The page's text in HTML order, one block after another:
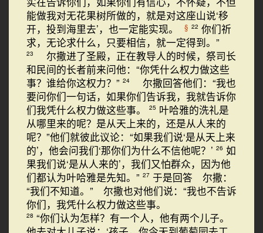
能做我对无花果树所做的，就是对这座山说‘移
开，投到海里去’，也一定能实现。
§ 22 你们祈
求，无论求什么，只要相信，就一定得到。”
23
尔撒进了圣殿，正在教导人的时候，祭司长
和民间的长者前来问他：“你凭什么权力做这些
事？谁给你这权力？” 24
尔撒回答他们：“我也
要问你们一句话，如果你们告诉我，我就告诉你
们我凭什么权力做这些事。
25 叶哈雅的洗礼是
从哪里来的呢？是从天上来的，还是从人来的
呢？”他们就彼此议论：“如果我们说‘是从天上来
的’，他会问我们‘那你们为什么不信他呢？’ 26 如
果我们说‘是从人来的’，我们又怕群众，因为他
们都认为叶哈雅是先知。” 27 于是回答 尔撒：
“我们不知道。” 尔撒也对他们说：“我也不告诉
你们，我凭什么权力做这些事。
28 “你们认为怎样？有一个人，他有两个儿子。